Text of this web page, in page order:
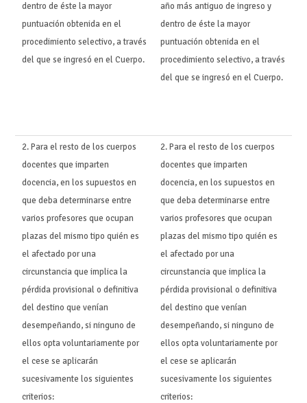
dentro de éste la mayor
puntuación obtenida en el
procedimiento selectivo, a través
del que se ingresó en el Cuerpo.
año más antiguo de ingreso y
dentro de éste la mayor
puntuación obtenida en el
procedimiento selectivo, a través
del que se ingresó en el Cuerpo.
2. Para el resto de los cuerpos
docentes que imparten
docencia, en los supuestos en
que deba determinarse entre
varios profesores que ocupan
plazas del mismo tipo quién es
el afectado por una
circunstancia que implica la
pérdida provisional o definitiva
del destino que venían
desempeñando, si ninguno de
ellos opta voluntariamente por
el cese se aplicarán
sucesivamente los siguientes
criterios:
2. Para el resto de los cuerpos
docentes que imparten
docencia, en los supuestos en
que deba determinarse entre
varios profesores que ocupan
plazas del mismo tipo quién es
el afectado por una
circunstancia que implica la
pérdida provisional o definitiva
del destino que venían
desempeñando, si ninguno de
ellos opta voluntariamente por
el cese se aplicarán
sucesivamente los siguientes
criterios: